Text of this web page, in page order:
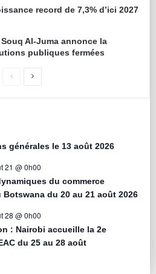
record de 7,3% d’ici 2027
Al-Juma annonce la
publiques fermées
générales le 13 août 2026
21 @ 0h00
du commerce
du 20 au 21 août 2026
28 @ 0h00
: Nairobi accueille la 2e
du 25 au 28 août